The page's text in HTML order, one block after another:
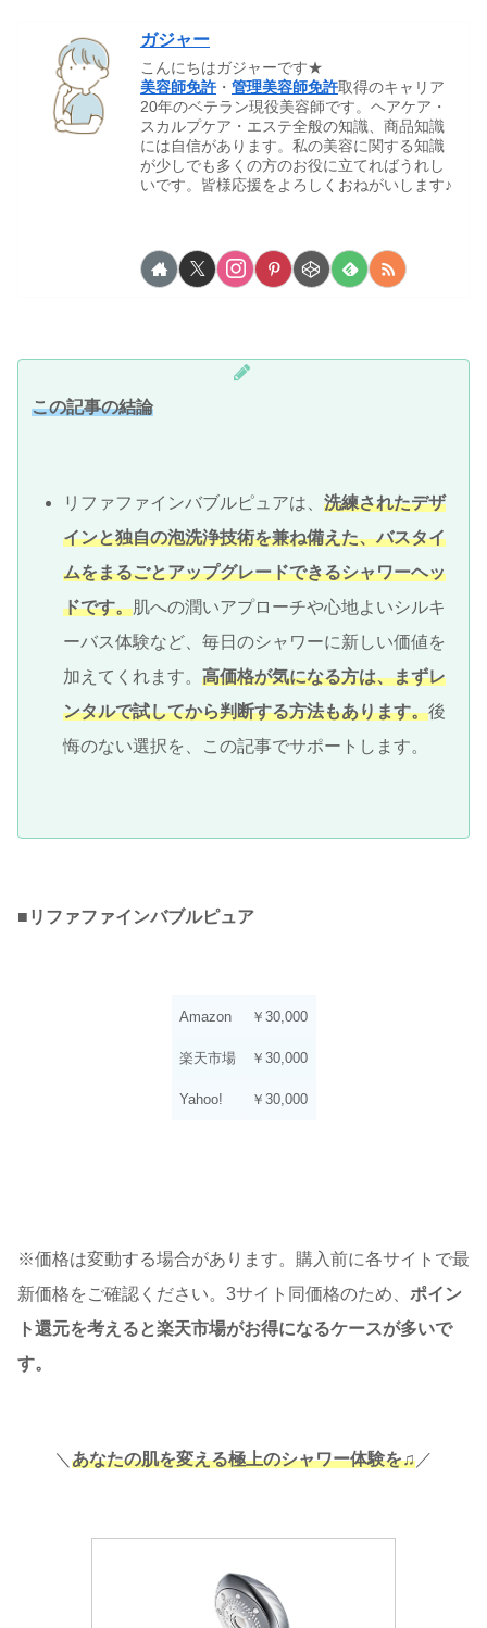
ガジャー
こんにちはガジャーです★
美容師免許 ・管理美容師免許取得のキャリア
20年のベテラン現役美容師です。ヘアケア・
スカルプケア・エステ全般の知識、商品知識
には自信があります。私の美容に関する知識
が少しでも多くの方のお役に立てればうれし
いです。皆様応援をよろしくおねがいします♪
この記事の結論
リファファインバブルピュアは、洗練されたデザ
インと独自の泡洗浄技術を兼ね備えた、バスタイ
ムをまるごとアップグレードできるシャワーヘッ
ドです。肌への潤いアプローチや心地よいシルキ
ーバス体験など、毎日のシャワーに新しい価値を
加えてくれます。高価格が気になる方は、まずレ
ンタルで試してから判断する方法もあります。後
悔のない選択を、この記事でサポートします。
■ リファファインバブルピュア
Amazon ￥30,000
楽天市場 ￥30,000
Yahoo! ￥30,000
※価格は変動する場合があります。購入前に各サイトで最
新価格をご確認ください。3サイト同価格のため、 ポイン
ト還元を考えると楽天市場がお得になるケースが多いで
す。
＼ あなたの肌を変える極上のシャワー体験を♫ ／